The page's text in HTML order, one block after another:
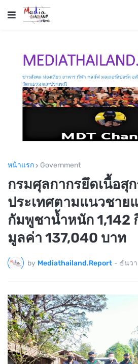
หน้าแรก Government
กรมศุลกากรยึดเนื้อสุ
ประเทศตามแนวชาย
กัมพูชาน้ำหนัก 1,142
มูลค่า 137,040 บาท
by Mediathailand.Report - ธันว